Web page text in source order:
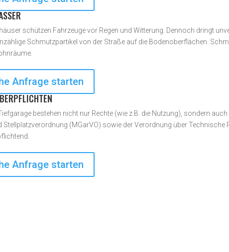
schützen Fahrzeuge vor Regen und Witterung. Dennoch dringt
Schmutzpartikel von der Straße auf die Bodenoberflächen.
Anfrage starten
bestehen nicht nur Rechte (wie z.B. die Nutzung), sondern
Stellplatzverordnung (MGarVO) sowie der Verordnung über
Anfrage starten